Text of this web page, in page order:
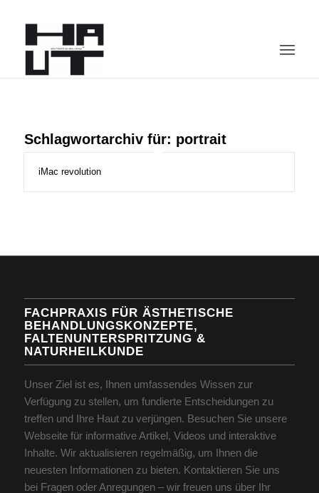
Schlagwortarchiv für: portrait
iMac revolution
FACHPRAXIS FÜR ÄSTHETISCHE
BEHANDLUNGSKONZEPTE,
FALTENUNTERSPRITZUNG &
NATURHEILKUNDE
Unser Ziel ist es, Ihnen umfassendes Wissen zur
Verfügung zu stellen, um fundierte Entscheidungen zu
treffen und Ihre Haut zu verjüngen. Besuchen Sie unsere
Webseite für informative Artikel, Videos und interaktive
Inhalte. Wir aktualisieren regelmäßig, um Ihnen die
neuesten Informationen zu bieten. Kontaktieren Sie uns
bei Fragen oder Anregungen – wir freuen uns über Ihr